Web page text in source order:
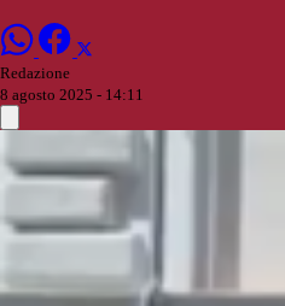
Redazione
8 agosto 2025 - 14:11